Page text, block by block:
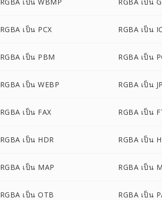
RGBA เป็น PCX RGBA เป็น
RGBA เป็น PBM RGBA เป็น
RGBA เป็น WEBP RGBA เป็น
RGBA เป็น FAX RGBA เป็น
RGBA เป็น HDR RGBA เป็น
RGBA เป็น MAP RGBA เป็น
RGBA เป็น OTB RGBA เป็น